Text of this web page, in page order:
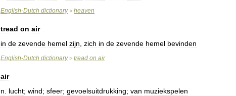
English-Dutch dictionary> heaven
tread on air
in de zevende hemel zijn, zich in de zevende hemel bevinden
English-Dutch dictionary> tread on air
air
n. lucht; wind; sfeer; gevoelsuitdrukking; van muziekspelen